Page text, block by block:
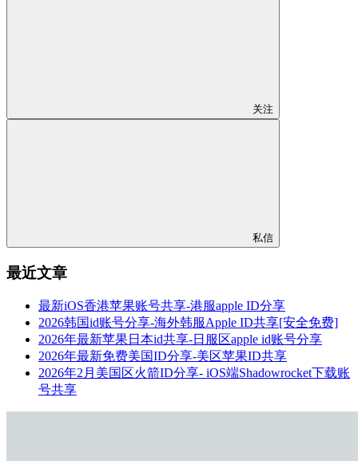
关注
私信
最近文章
最新iOS香港苹果账号共享-港服apple ID分享
2026韩国id账号分享-海外韩服Apple ID共享[安全免费]
2026年最新苹果日本id共享-日服区apple id账号分享
2026年最新免费美国ID分享-美区苹果ID共享
2026年2月美国区火箭ID分享- iOS端Shadowrocket下载账
号共享